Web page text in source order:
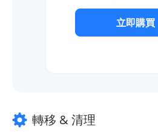
立即購買
轉移 & 清理